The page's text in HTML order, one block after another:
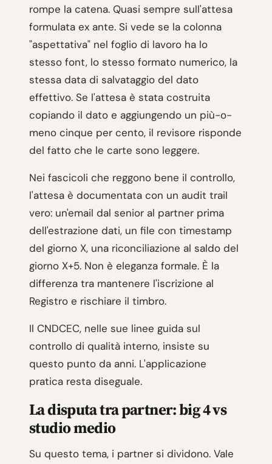
rompe la catena. Quasi sempre sull'attesa
formulata ex ante. Si vede se la colonna
"aspettativa" nel foglio di lavoro ha lo
stesso font, lo stesso formato numerico, la
stessa data di salvataggio del dato
effettivo. Se l'attesa è stata costruita
copiando il dato e aggiungendo un più-o-
meno cinque per cento, il revisore risponde
del fatto che le carte sono leggere.
Nei fascicoli che reggono bene il controllo,
l'attesa è documentata con un audit trail
vero: un'email dal senior al partner prima
dell'estrazione dati, un file con timestamp
del giorno X, una riconciliazione al saldo del
giorno X+5. Non è eleganza formale. È la
differenza tra mantenere l'iscrizione al
Registro e rischiare il timbro.
Il CNDCEC, nelle sue linee guida sul
controllo di qualità interno, insiste su
questo punto da anni. L'applicazione
pratica resta diseguale.
La disputa tra partner: big 4 vs
studio medio
Su questo tema, i partner si dividono. Vale